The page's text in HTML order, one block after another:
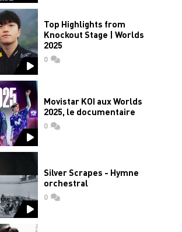
Top Highlights from
Knockout Stage | Worlds
2025
0commentaires
Movistar KOI aux Worlds
2025, le documentaire
0commentaires
Silver Scrapes - Hymne
orchestral
0commentaires